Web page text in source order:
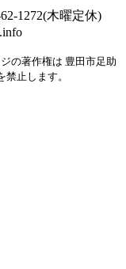
1272(木曜定休)
の著作権は 豊田市足助
止します。